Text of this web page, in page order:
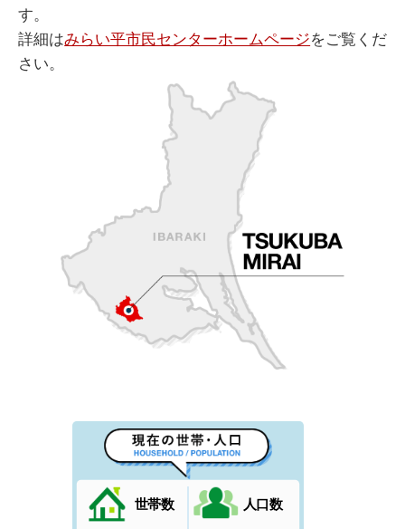
す。
詳細はみらい平市民センターホームページをご覧くだ
さい。